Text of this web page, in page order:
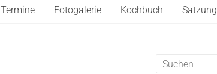
Termine Fotogalerie Kochbuch Satzung